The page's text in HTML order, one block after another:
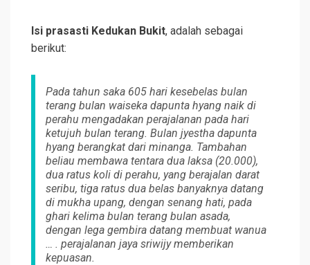
Isi prasasti Kedukan Bukit, adalah sebagai
berikut:
Pada tahun saka 605 hari kesebelas bulan
terang bulan waiseka dapunta hyang naik di
perahu mengadakan perajalanan pada hari
ketujuh bulan terang. Bulan jyestha dapunta
hyang berangkat dari minanga. Tambahan
beliau membawa tentara dua laksa (20.000),
dua ratus koli di perahu, yang berajalan darat
seribu, tiga ratus dua belas banyaknya datang
di mukha upang, dengan senang hati, pada
ghari kelima bulan terang bulan asada,
dengan lega gembira datang membuat wanua
… . perajalanan jaya sriwijy memberikan
kepuasan.